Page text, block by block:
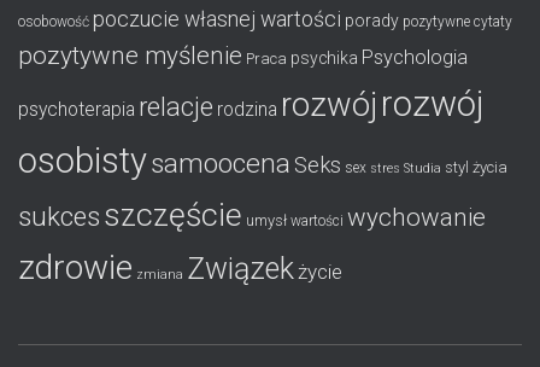
osobowość poczucie własnej wartości porady pozytywne cytaty
pozytywne myślenie Praca psychika Psychologia
psychoterapia relacje rodzina rozwój rozwój
osobistysamoocena Seks sex stres Studia styl życia
sukcesszczęście umysł wartości wychowanie
zdrowie zmiana Związekżycie